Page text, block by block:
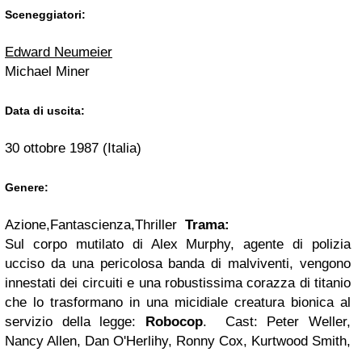
Sceneggiatori:
Edward Neumeier
Michael Miner
Data di uscita:
30 ottobre 1987 (Italia)
Genere:
Azione,Fantascienza,Thriller Trama:
Sul corpo mutilato di Alex Murphy, agente di polizia
ucciso da una pericolosa banda di malviventi, vengono
innestati dei circuiti e una robustissima corazza di titanio
che lo trasformano in una micidiale creatura bionica al
servizio della legge:
Robocop. Cast:
Peter Weller,
Nancy Allen, Dan O'Herlihy, Ronny Cox, Kurtwood Smith,